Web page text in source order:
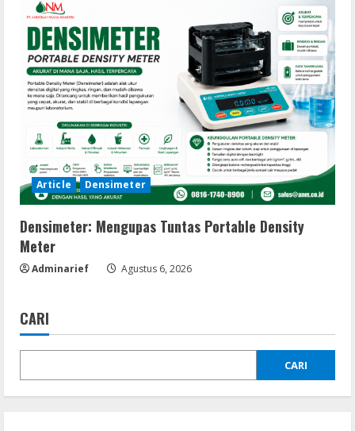
Article Densimeter
Densimeter: Mengupas Tuntas Portable Density
Meter
Adminarief Agustus 6, 2026
CARI
CARI